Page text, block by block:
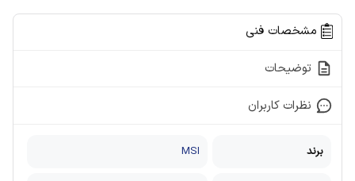
مشخصات فنی
توضیحات
نظرات کاربران
برند MSI